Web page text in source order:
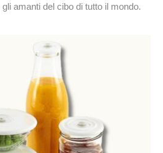
amanti del cibo di tutto il mondo.